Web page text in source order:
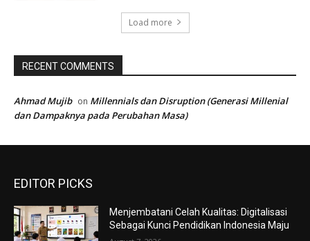
Load more
RECENT COMMENTS
Ahmad Mujib on Millennials dan Disruption (Generasi Millenial
dan Dampaknya pada Perubahan Masa)
EDITOR PICKS
Menjembatani Celah Kualitas: Digitalisasi
Sebagai Kunci Pendidikan Indonesia Maju